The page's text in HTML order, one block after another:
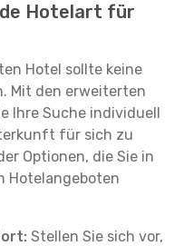
Hotelart für
Hotel sollte keine
Mit den erweiterten
Ihre Suche individuell
für sich zu
Optionen, die Sie in
Hotelangeboten
Stellen Sie sich vor,